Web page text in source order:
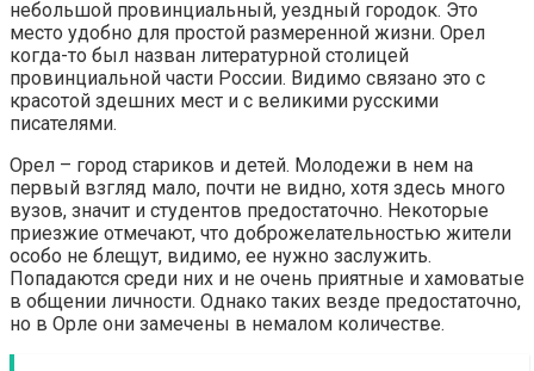
небольшой провинциальный, уездный городок. Это
место удобно для простой размеренной жизни. Орел
когда-то был назван литературной столицей
провинциальной части России. Видимо связано это с
красотой здешних мест и с великими русскими
писателями.
Орел – город стариков и детей. Молодежи в нем на
первый взгляд мало, почти не видно, хотя здесь много
вузов, значит и студентов предостаточно. Некоторые
приезжие отмечают, что доброжелательностью жители
особо не блещут, видимо, ее нужно заслужить.
Попадаются среди них и не очень приятные и хамоватые
в общении личности. Однако таких везде предостаточно,
но в Орле они замечены в немалом количестве.